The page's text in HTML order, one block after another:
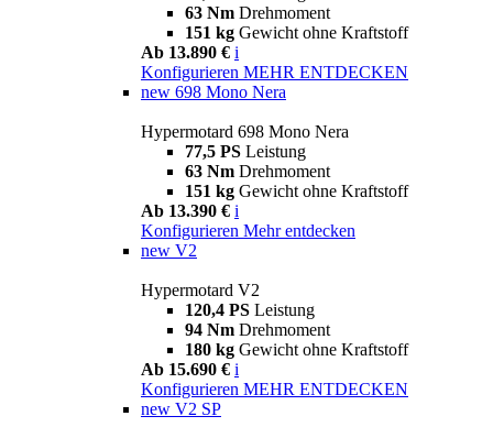
63 Nm Drehmoment
151 kg Gewicht ohne Kraftstoff
Ab 13.890 € i
Konfigurieren MEHR ENTDECKEN
new 698 Mono Nera
Hypermotard 698 Mono Nera
77,5 PS Leistung
63 Nm Drehmoment
151 kg Gewicht ohne Kraftstoff
Ab 13.390 € i
Konfigurieren Mehr entdecken
new V2
Hypermotard V2
120,4 PS Leistung
94 Nm Drehmoment
180 kg Gewicht ohne Kraftstoff
Ab 15.690 € i
Konfigurieren MEHR ENTDECKEN
new V2 SP